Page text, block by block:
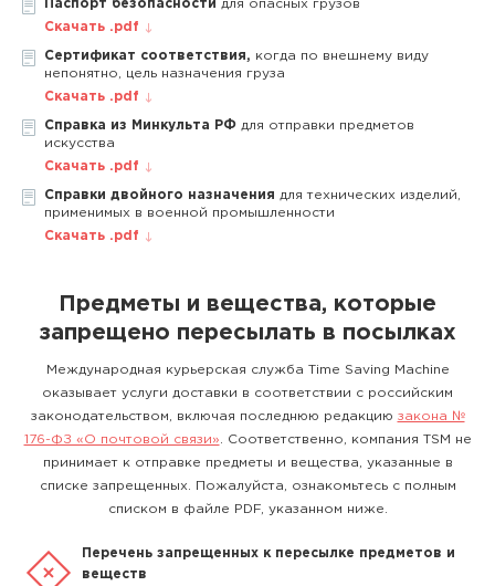
Паспорт безопасности для опасных грузов
Скачать .pdf
Сертификат соответствия, когда по внешнему виду
непонятно, цель назначения груза
Скачать .pdf
Справка из Минкульта РФ для отправки предметов
искусства
Скачать .pdf
Справки двойного назначения для технических изделий,
применимых в военной промышленности
Скачать .pdf
Предметы и вещества, которые
запрещено пересылать в посылках
Международная курьерская служба Time Saving Machine
оказывает услуги доставки в соответствии с российским
законодательством, включая последнюю редакцию закона №
176-ФЗ «О почтовой связи» . Соответственно, компания TSM не
принимает к отправке предметы и вещества, указанные в
списке запрещенных. Пожалуйста, ознакомьтесь с полным
списком в файле PDF, указанном ниже.
Перечень запрещенных к пересылке предметов и
веществ